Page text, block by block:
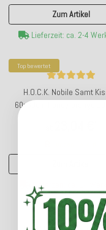
Zum Artikel
Lieferzeit: ca. 2-4
Top bewertet
H.O.C.K. Nobile Samt
60x60cm honey-orange
Lieferzeit: ca. 14